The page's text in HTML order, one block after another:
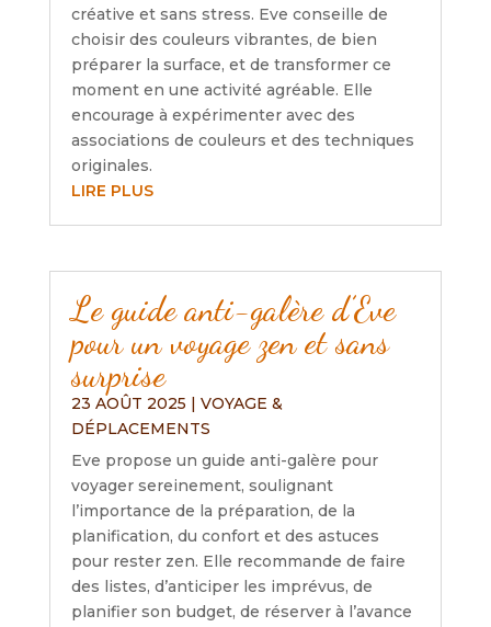
créative et sans stress. Eve conseille de
choisir des couleurs vibrantes, de bien
préparer la surface, et de transformer ce
moment en une activité agréable. Elle
encourage à expérimenter avec des
associations de couleurs et des techniques
originales.
LIRE PLUS
Le guide anti-galère d’Eve
pour un voyage zen et sans
surprise
23 AOÛT 2025 | VOYAGE &
DÉPLACEMENTS
Eve propose un guide anti-galère pour
voyager sereinement, soulignant
l’importance de la préparation, de la
planification, du confort et des astuces
pour rester zen. Elle recommande de faire
des listes, d’anticiper les imprévus, de
planifier son budget, de réserver à l’avance